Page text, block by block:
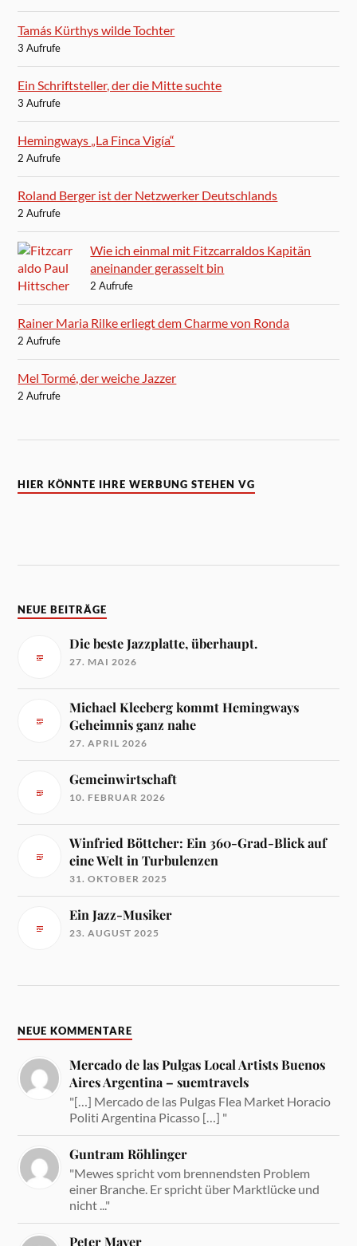
Tamás Kürthys wilde Tochter
3 Aufrufe
Ein Schriftsteller, der die Mitte suchte
3 Aufrufe
Hemingways „La Finca Vigía“
2 Aufrufe
Roland Berger ist der Netzwerker Deutschlands
2 Aufrufe
Wie ich einmal mit Fitzcarraldos Kapitän
aneinander gerasselt bin
2 Aufrufe
Rainer Maria Rilke erliegt dem Charme von Ronda
2 Aufrufe
Mel Tormé, der weiche Jazzer
2 Aufrufe
HIER KÖNNTE IHRE WERBUNG STEHEN VG
NEUE BEITRÄGE
Die beste Jazzplatte, überhaupt.
27. MAI 2026
Michael Kleeberg kommt Hemingways
Geheimnis ganz nahe
27. APRIL 2026
Gemeinwirtschaft
10. FEBRUAR 2026
Winfried Böttcher: Ein 360-Grad-Blick auf
eine Welt in Turbulenzen
31. OKTOBER 2025
Ein Jazz-Musiker
23. AUGUST 2025
NEUE KOMMENTARE
Mercado de las Pulgas Local Artists Buenos
Aires Argentina – suemtravels
"[…] Mercado de las Pulgas Flea Market Horacio
Politi Argentina Picasso […] "
Guntram Röhlinger
"Mewes spricht vom brennendsten Problem
einer Branche. Er spricht über Marktlücke und
nicht ..."
Peter Mayer